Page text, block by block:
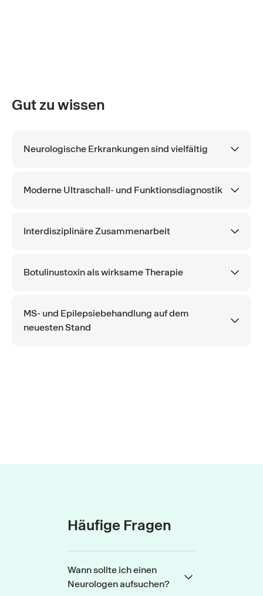
Gut zu wissen
Neurologische Erkrankungen sind vielfältig
Moderne Ultraschall- und Funktionsdiagnostik
Interdisziplinäre Zusammenarbeit
Botulinustoxin als wirksame Therapie
MS- und Epilepsiebehandlung auf dem
neuesten Stand
Häufige Fragen
Wann sollte ich einen
Neurologen aufsuchen?